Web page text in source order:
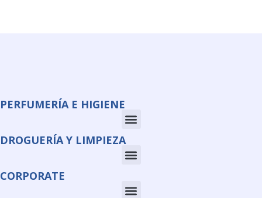
PERFUMERÍA E HIGIENE
DROGUERÍA Y LIMPIEZA
CORPORATE